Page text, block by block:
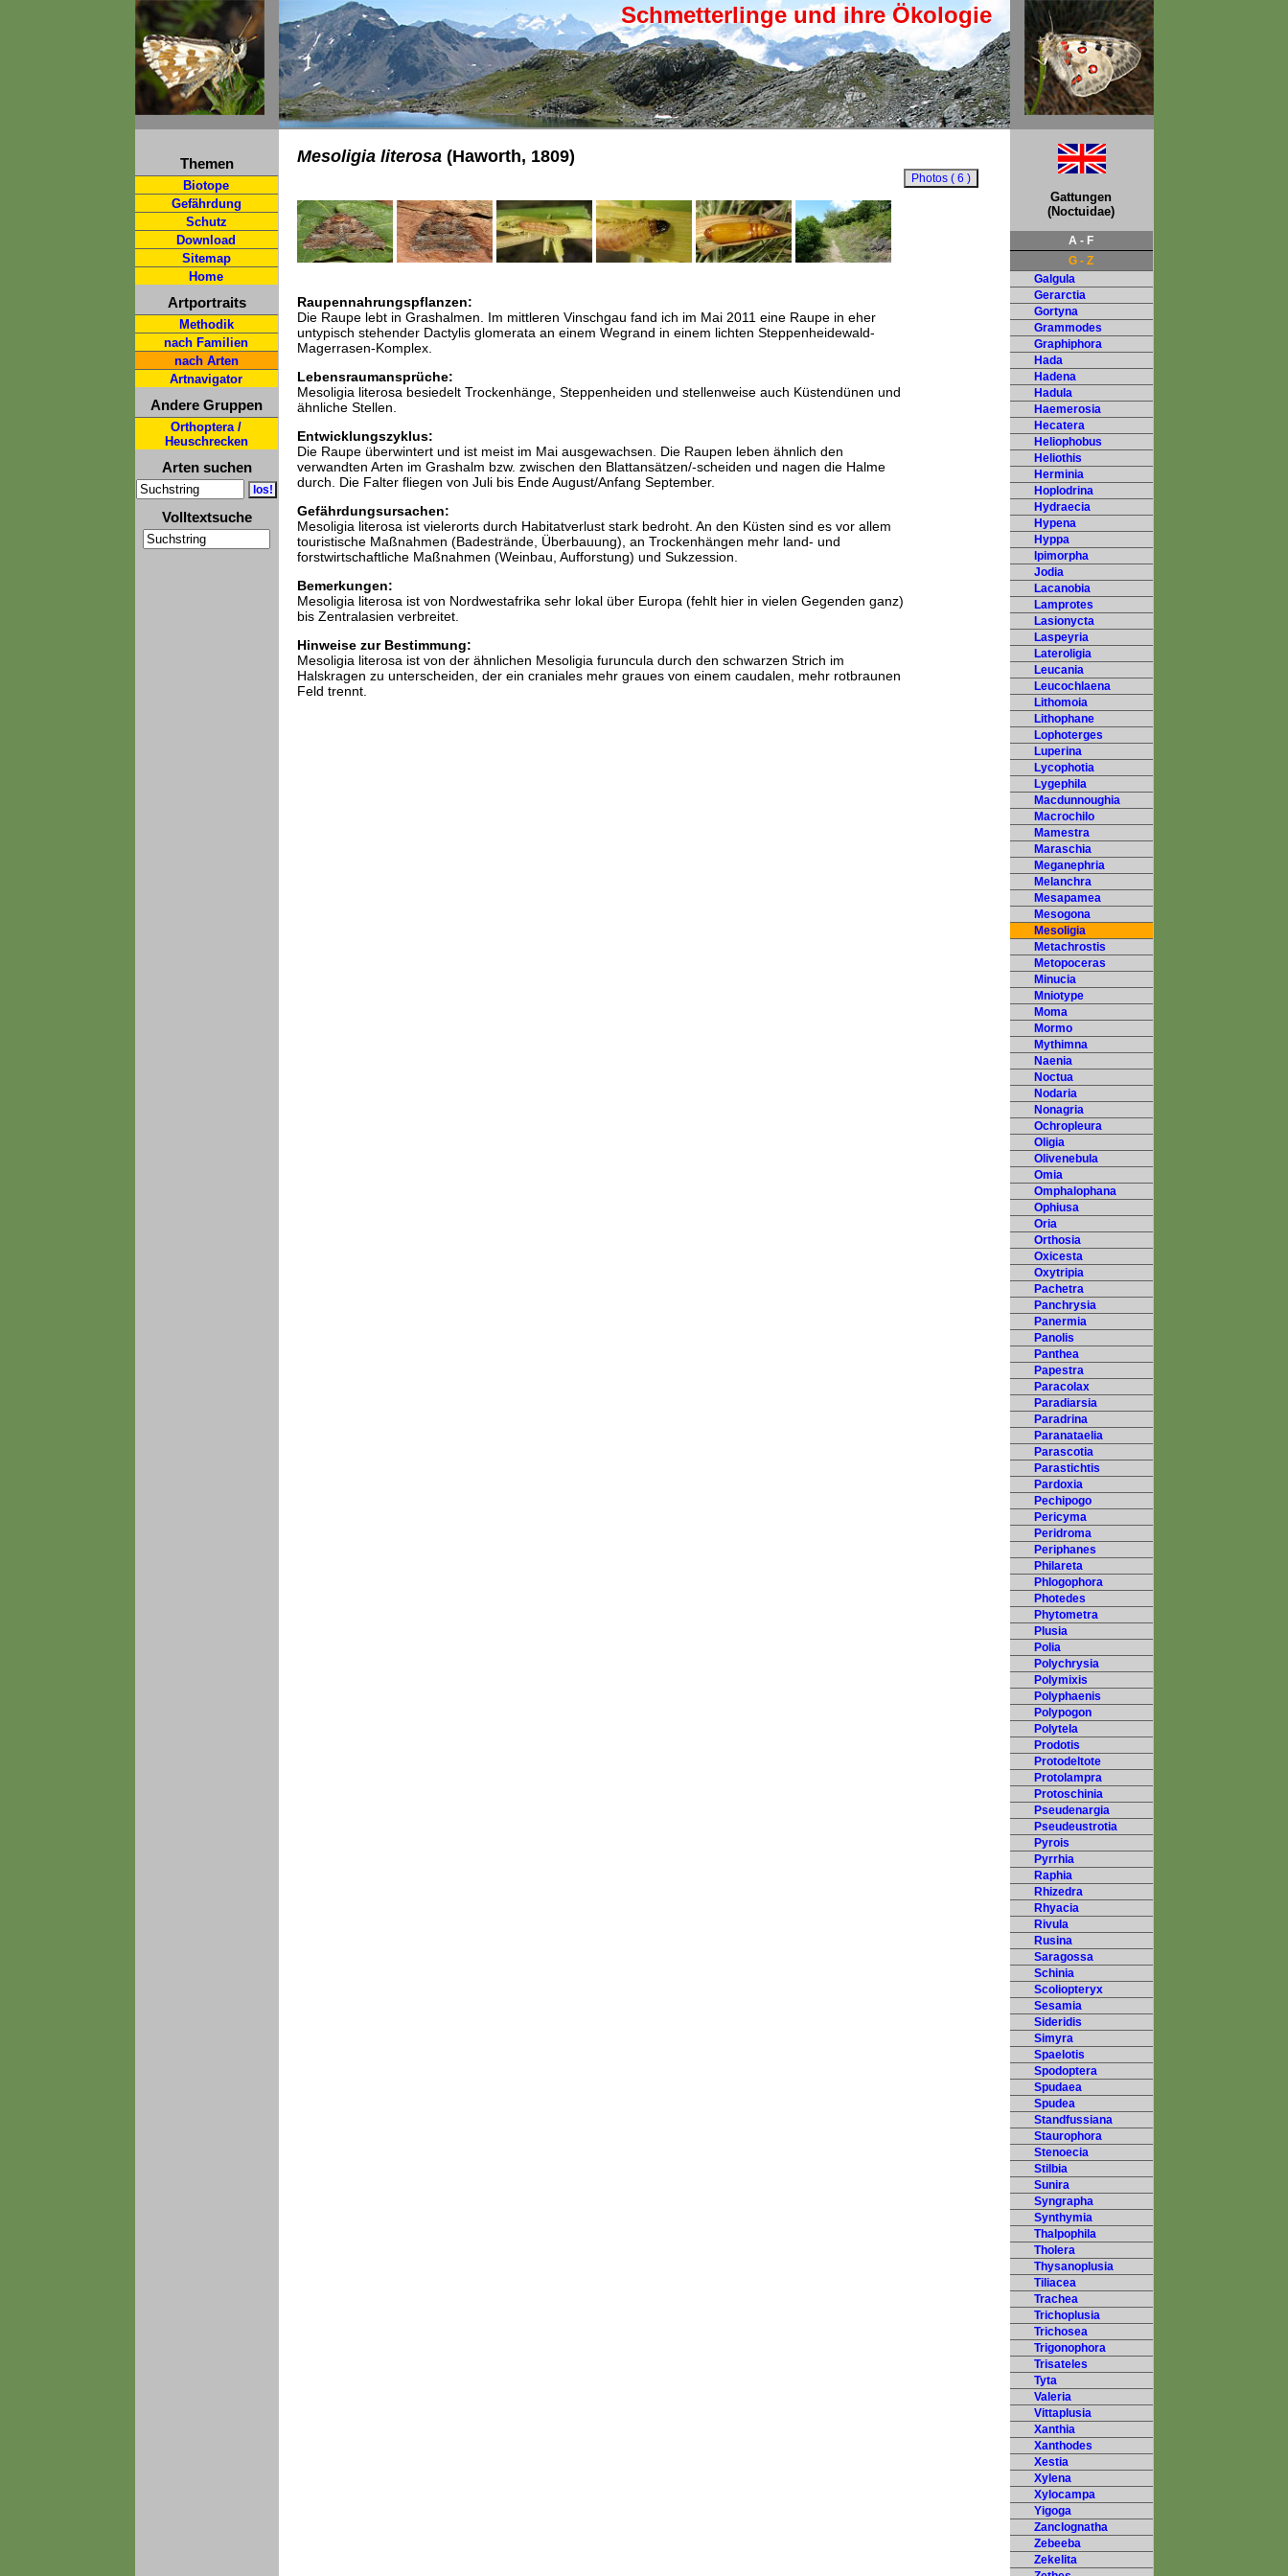
Schmetterlinge und ihre Ökologie
Themen
Biotope
Gefährdung
Schutz
Download
Sitemap
Home
Artportraits
Methodik
nach Familien
nach Arten
Artnavigator
Andere Gruppen
Orthoptera /
Heuschrecken
Arten suchen
Volltextsuche
Mesoligia literosa(Haworth, 1809)
Raupennahrungspflanzen:
Die Raupe lebt in Grashalmen. Im mittleren Vinschgau fand ich im Mai 2011 eine Raupe in eher
untypisch stehender Dactylis glomerata an einem Wegrand in einem lichten Steppenheidewald-
Magerrasen-Komplex.
Lebensraumansprüche:
Mesoligia literosa besiedelt Trockenhänge, Steppenheiden und stellenweise auch Küstendünen und
ähnliche Stellen.
Entwicklungszyklus:
Die Raupe überwintert und ist meist im Mai ausgewachsen. Die Raupen leben ähnlich den
verwandten Arten im Grashalm bzw. zwischen den Blattansätzen/-scheiden und nagen die Halme
durch. Die Falter fliegen von Juli bis Ende August/Anfang September.
Gefährdungsursachen:
Mesoligia literosa ist vielerorts durch Habitatverlust stark bedroht. An den Küsten sind es vor allem
touristische Maßnahmen (Badestrände, Überbauung), an Trockenhängen mehr land- und
forstwirtschaftliche Maßnahmen (Weinbau, Aufforstung) und Sukzession.
Bemerkungen:
Mesoligia literosa ist von Nordwestafrika sehr lokal über Europa (fehlt hier in vielen Gegenden ganz)
bis Zentralasien verbreitet.
Hinweise zur Bestimmung:
Mesoligia literosa ist von der ähnlichen Mesoligia furuncula durch den schwarzen Strich im
Halskragen zu unterscheiden, der ein craniales mehr graues von einem caudalen, mehr rotbraunen
Feld trennt.
Gattungen
(Noctuidae)
A - F
G - Z
Galgula
Gerarctia
Gortyna
Grammodes
Graphiphora
Hada
Hadena
Hadula
Haemerosia
Hecatera
Heliophobus
Heliothis
Herminia
Hoplodrina
Hydraecia
Hypena
Hyppa
Ipimorpha
Jodia
Lacanobia
Lamprotes
Lasionycta
Laspeyria
Lateroligia
Leucania
Leucochlaena
Lithomoia
Lithophane
Lophoterges
Luperina
Lycophotia
Lygephila
Macdunnoughia
Macrochilo
Mamestra
Maraschia
Meganephria
Melanchra
Mesapamea
Mesogona
Mesoligia
Metachrostis
Metopoceras
Minucia
Mniotype
Moma
Mormo
Mythimna
Naenia
Noctua
Nodaria
Nonagria
Ochropleura
Oligia
Olivenebula
Omia
Omphalophana
Ophiusa
Oria
Orthosia
Oxicesta
Oxytripia
Pachetra
Panchrysia
Panermia
Panolis
Panthea
Papestra
Paracolax
Paradiarsia
Paradrina
Paranataelia
Parascotia
Parastichtis
Pardoxia
Pechipogo
Pericyma
Peridroma
Periphanes
Philareta
Phlogophora
Photedes
Phytometra
Plusia
Polia
Polychrysia
Polymixis
Polyphaenis
Polypogon
Polytela
Prodotis
Protodeltote
Protolampra
Protoschinia
Pseudenargia
Pseudeustrotia
Pyrois
Pyrrhia
Raphia
Rhizedra
Rhyacia
Rivula
Rusina
Saragossa
Schinia
Scoliopteryx
Sesamia
Sideridis
Simyra
Spaelotis
Spodoptera
Spudaea
Spudea
Standfussiana
Staurophora
Stenoecia
Stilbia
Sunira
Syngrapha
Synthymia
Thalpophila
Tholera
Thysanoplusia
Tiliacea
Trachea
Trichoplusia
Trichosea
Trigonophora
Trisateles
Tyta
Valeria
Vittaplusia
Xanthia
Xanthodes
Xestia
Xylena
Xylocampa
Yigoga
Zanclognatha
Zebeeba
Zekelita